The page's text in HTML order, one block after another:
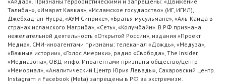
Талибан», «Имарат Кавказ», «Исламское государство» (ИГ, ИГИЛ),
Джебхад-ан-Нусра, «АУМ Синрике», «Братья-мусульмане», «Аль-Каида в
странах исламского Магриба», «Сеть», «Колумбайн». В РФ признана
нежелательной деятельность «Открытой России», издания «Проект
Медиа». СМИ-иноагентами признаны: телеканал «Дождь», «Медуза»,
«Важные истории», «Голос Америки», радио «Свобода», The Insider,
«Медиазона», ОВД-инфо. Иноагентами признаны общество/центр
«Мемориал», «Аналитический Центр Юрия Левады», Сахаровский центр.
Instagram и Facebook (Metа) запрещены в РФ за экстремизм.